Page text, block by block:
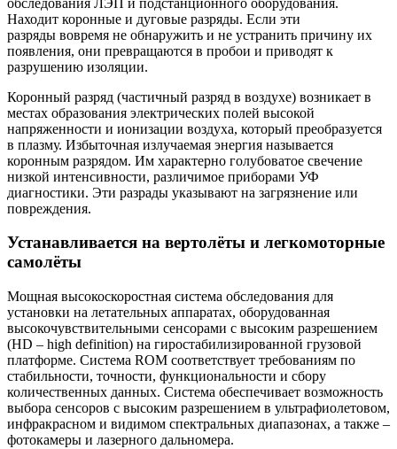
Находит коронные и дуговые разряды. Если эти
разряды вовремя не обнаружить и не устранить причину их
появления, они превращаются в пробои и приводят к
разрушению изоляции.
Коронный разряд (частичный разряд в воздухе) возникает в
местах образования электрических полей высокой
напряженности и ионизации воздуха, который преобразуется
в плазму. Избыточная излучаемая энергия называется
коронным разрядом. Им характерно голубоватое свечение
низкой интенсивности, различимое приборами УФ
диагностики. Эти разрады указывают на загрязнение или
повреждения.
Устанавливается на вертолёты и легкомоторные
самолёты
Мощная высокоскоростная система обследования для
установки на летательных аппаратах, оборудованная
высокочувствительными сенсорами с высоким разрешением
(HD – high definition) на гиростабилизированной грузовой
платформе. Система ROM соответствует требованиям по
стабильности, точности, функциональности и сбору
количественных данных. Система обеспечивает возможность
выбора сенсоров с высоким разрешением в ультрафиолетовом,
инфракрасном и видимом спектральных диапазонах, а также –
фотокамеры и лазерного дальномера.